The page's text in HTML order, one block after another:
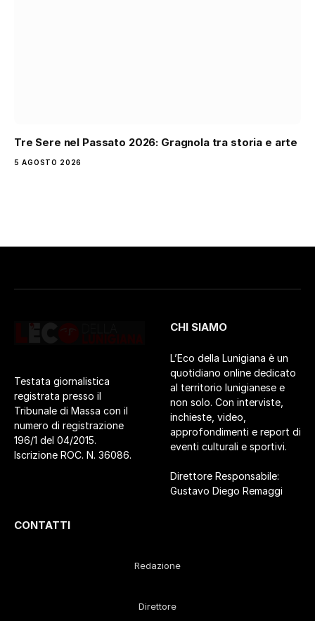
Tre Sere nel Passato 2026: Gragnola tra storia e arte
5 AGOSTO 2026
Testata giornalistica
registrata presso il
Tribunale di Massa con il
numero di registrazione
196/1 del 04/2015.
Iscrizione ROC. N. 36086.
CHI SIAMO
L’Eco della Lunigiana è un
quotidiano online dedicato
al territorio lunigianese e
non solo. Con interviste,
inchieste, video,
approfondimenti e report di
eventi culturali e sportivi.
Direttore Responsabile:
Gustavo Diego Remaggi
CONTATTI
Redazione
Direttore